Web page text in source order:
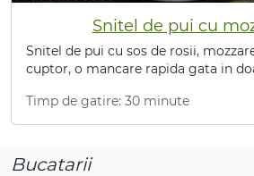
Snitel de pui cu
Snitel de pui cu sos de rosii,
cuptor, o mancare rapida gata in
Timp de gatire: 30 minute
Bucatarii